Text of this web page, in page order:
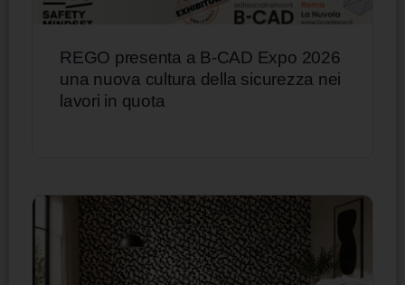
REGO presenta a B-CAD Expo 2026
una nuova cultura della sicurezza nei
lavori in quota